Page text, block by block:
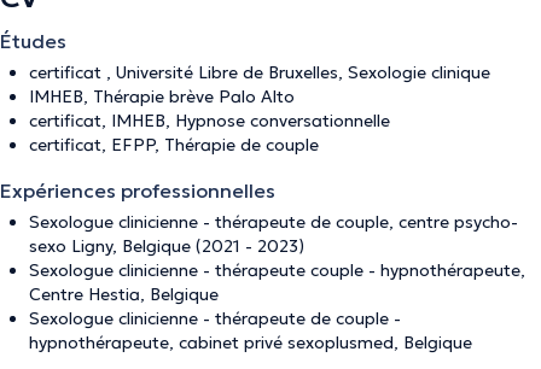
Études
certificat , Université Libre de Bruxelles, Sexologie clinique
IMHEB, Thérapie brève Palo Alto
certificat, IMHEB, Hypnose conversationnelle
certificat, EFPP, Thérapie de couple
Expériences professionnelles
Sexologue clinicienne - thérapeute de couple, centre psycho-
sexo Ligny, Belgique (2021 - 2023)
Sexologue clinicienne - thérapeute couple - hypnothérapeute,
Centre Hestia, Belgique
Sexologue clinicienne - thérapeute de couple -
hypnothérapeute, cabinet privé sexoplusmed, Belgique